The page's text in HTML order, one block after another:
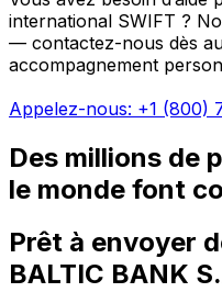
international SWIFT ?
— contactez-nous dès
accompagnement
Appelez-nous: +1 (800)
Des millions de
le monde font
Prêt à envoyer
BALTIC BANK